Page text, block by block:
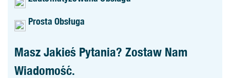
Prosta Obsługa
Masz Jakieś Pytania? Zostaw Nam
Wiadomość.